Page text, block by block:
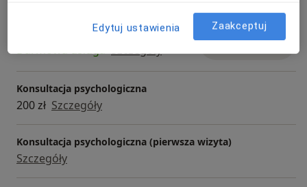
Konsultacja online (pierwsza)
Darmowa usługa Szczegóły Umów wizytę
Konsultacja psychologiczna
200 zł Szczegóły
Konsultacja psychologiczna (pierwsza wizyta)
Szczegóły
Edytuj ustawienia Zaakceptuj